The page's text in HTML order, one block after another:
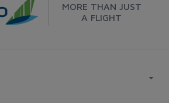
MORE THAN JUST
A FLIGHT